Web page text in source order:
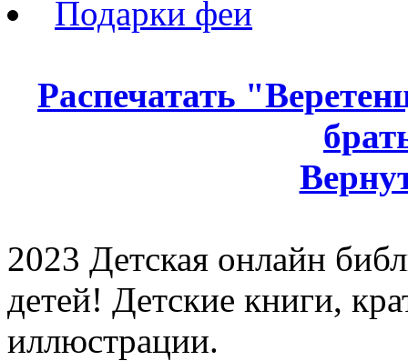
Подарки феи
Распечатать
2023 Детская онлайн
детей! Детские книги,
иллюстрации.